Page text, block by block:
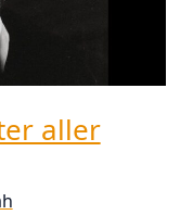
aller